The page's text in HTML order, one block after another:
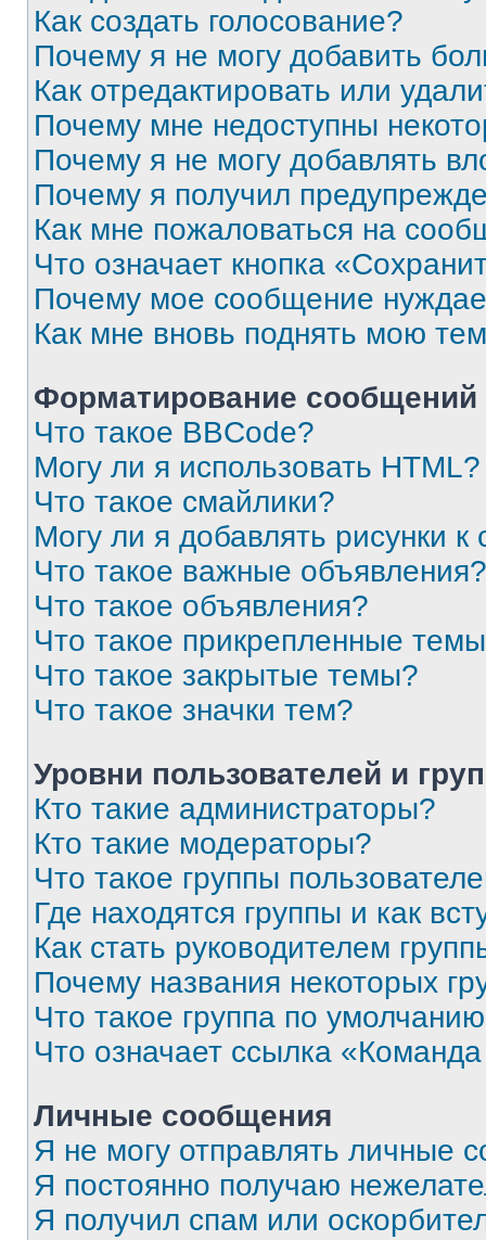
Как создать голосование?
Почему я не могу добавить
Как отредактировать или
Почему мне недоступны
Почему я не могу добавлять
Почему я получил
Как мне пожаловаться на
Что означает кнопка
Почему мое сообщение
Как мне вновь поднять мою
Форматирование
Что такое BBCode?
Могу ли я использовать HTML?
Что такое смайлики?
Могу ли я добавлять рисунки
Что такое важные объявления?
Что такое объявления?
Что такое прикрепленные
Что такое закрытые темы?
Что такое значки тем?
Уровни пользователей и
Кто такие администраторы?
Кто такие модераторы?
Что такое группы
Где находятся группы и как
Как стать руководителем
Почему названия некоторых
Что такое группа по
Что означает ссылка
Личные сообщения
Я не могу отправлять личные
Я постоянно получаю
Я получил спам или